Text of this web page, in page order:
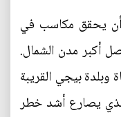
يحقق مكاسب في
أكبر مدن الشمال.
وبلدة بيجي القريبة
يصارع أشد خطر